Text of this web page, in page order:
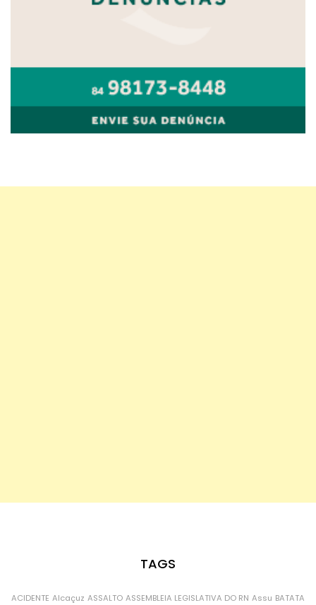
TAGS
ACIDENTE Alcaçuz ASSALTO ASSEMBLEIA LEGISLATIVA DO RN Assu BATATA